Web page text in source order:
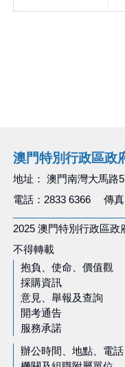
澳門特別行政區政
地址： 澳門南灣大馬路
電話：2833 6366 傳真
2025 澳門特別行政區
不得轉載
抱負、使命、價值觀
採購資訊
意見、舉報及查詢
開考通告
服務承諾
辦公時間、地點、電話